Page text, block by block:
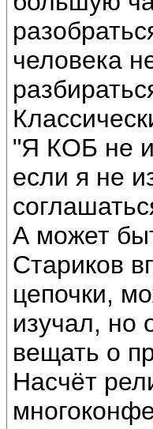
человека
"Я КОБ не
если я не
А может
Стариков
цепочки,
изучал, но
вещать о
Насчёт